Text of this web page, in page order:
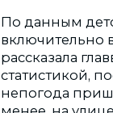
По данным
включительно
рассказала
статистикой,
непогода